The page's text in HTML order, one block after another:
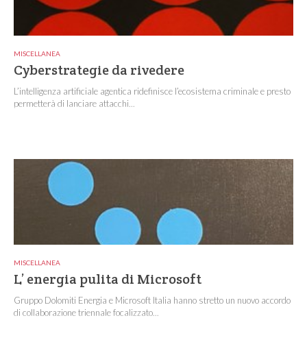
MISCELLANEA
Cyberstrategie da rivedere
L’intelligenza artificiale agentica ridefinisce l’ecosistema criminale e presto
permetterà di lanciare attacchi...
MISCELLANEA
L’ energia pulita di Microsoft
Gruppo Dolomiti Energia e Microsoft Italia hanno stretto un nuovo accordo
di collaborazione triennale focalizzato...